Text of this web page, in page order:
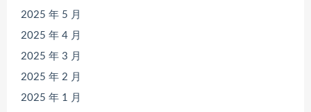
2025 年 5 月
2025 年 4 月
2025 年 3 月
2025 年 2 月
2025 年 1 月